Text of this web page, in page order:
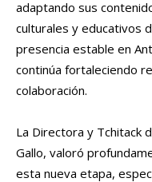
adaptando sus
culturales y educativos
presencia estable en
continúa fortaleciendo
colaboración.
La Directora y Tchitack
Gallo, valoró
esta nueva etapa,